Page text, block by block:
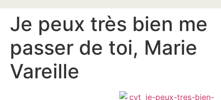
Je peux très bien me
passer de toi, Marie
Vareille